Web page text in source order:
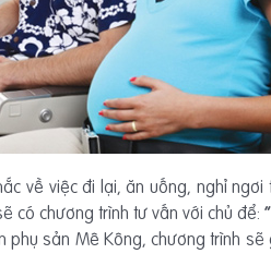
về việc đi lại, ăn uống, nghỉ
có chương trình tư vấn với chủ để:
phụ sản Mê Kông, chương trình